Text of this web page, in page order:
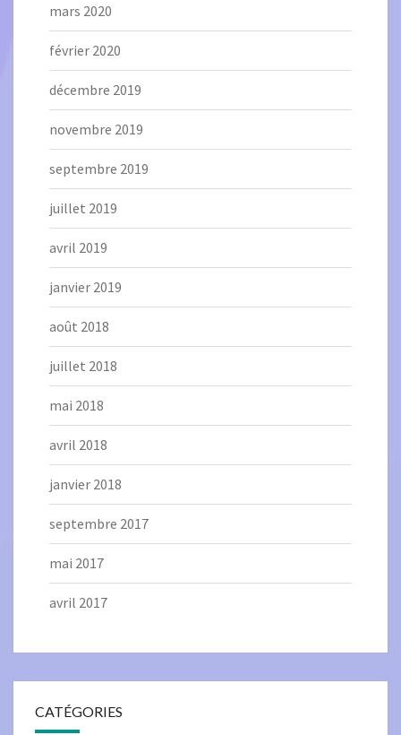
mars 2020
février 2020
décembre 2019
novembre 2019
septembre 2019
juillet 2019
avril 2019
janvier 2019
août 2018
juillet 2018
mai 2018
avril 2018
janvier 2018
septembre 2017
mai 2017
avril 2017
CATÉGORIES